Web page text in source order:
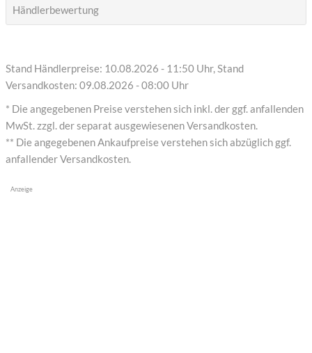
Händlerbewertung
Stand Händlerpreise: 10.08.2026 - 11:50 Uhr, Stand
Versandkosten: 09.08.2026 - 08:00 Uhr
* Die angegebenen Preise verstehen sich inkl. der ggf. anfallenden
MwSt. zzgl. der separat ausgewiesenen Versandkosten.
** Die angegebenen Ankaufpreise verstehen sich abzüglich ggf.
anfallender Versandkosten.
Anzeige